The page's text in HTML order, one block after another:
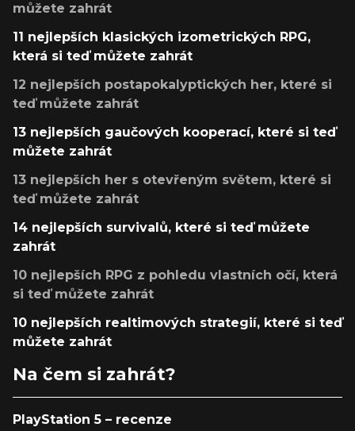
můžete zahrát
11 nejlepších klasických izometrických RPG,
která si teď můžete zahrát
12 nejlepších postapokalyptických her, které si
teď můžete zahrát
13 nejlepších gaučových kooperací, které si teď
můžete zahrát
13 nejlepších her s otevřeným světem, které si
teď můžete zahrát
14 nejlepších survivalů, které si teď můžete
zahrát
10 nejlepších RPG z pohledu vlastních očí, která
si teď můžete zahrát
10 nejlepších realtimových strategií, které si teď
můžete zahrát
Na čem si zahrát?
PlayStation 5 – recenze